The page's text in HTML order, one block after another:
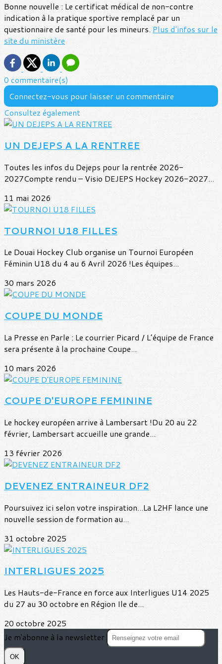
Bonne nouvelle : Le certificat médical de non-contre
indication à la pratique sportive remplacé par un
questionnaire de santé pour les mineurs. Plus d'infos sur le
site du ministère
0 commentaire(s)
Connectez-vous pour laisser un commentaire
Consultez également
UN DEJEPS A LA RENTREE
Toutes les infos du Dejeps pour la rentrée 2026-
2027Compte rendu – Visio DEJEPS Hockey 2026-2027...
11 mai 2026
TOURNOI U18 FILLES
Le Douai Hockey Club organise un Tournoi Européen
Féminin U18 du 4 au 6 Avril 2026 !Les équipes...
30 mars 2026
COUPE DU MONDE
La Presse en Parle : Le courrier Picard / L’équipe de France
sera présente à la prochaine Coupe...
10 mars 2026
COUPE D'EUROPE FEMININE
Le hockey européen arrive à Lambersart !Du 20 au 22
février, Lambersart accueille une grande...
13 février 2026
DEVENEZ ENTRAINEUR DF2
Poursuivez ici selon votre inspiration...La L2HF lance une
nouvelle session de formation au...
31 octobre 2025
INTERLIGUES 2025
Les Hauts-de-France en force aux Interligues U14 2025
du 27 au 30 octobre en Région Ile de...
20 octobre 2025
Je m'abonne à la newsletter
OK